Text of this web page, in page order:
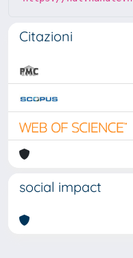
Citazioni
social impact